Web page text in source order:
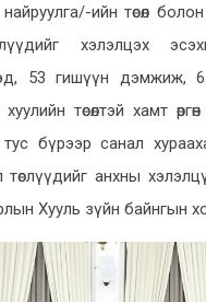
ийн төсөл
хэлэлцэх
53 гишүүн дэмжиж,
төсөлтэй хамт
тус бүрээр санал
анхны
Хууль зүйн байнгын